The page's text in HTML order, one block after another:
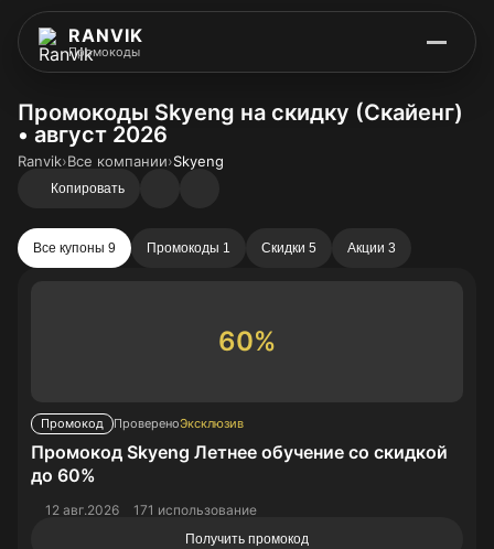
RANVIK
Промокоды
Промокоды Skyeng на скидку (Скайенг)
• август 2026
Ranvik›Все компании›Skyeng
Копировать
Все купоны 9 Промокоды 1 Скидки 5 Акции 3
60%
Промокод ПровереноЭксклюзив
Промокод Skyeng Летнее обучение со скидкой
до 60%
12 авг.2026 171 использование
Получить промокод